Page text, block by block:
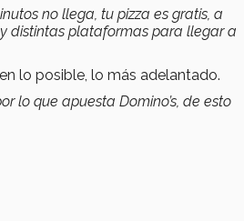
no llega, tu pizza es gratis, a
y distintas plataformas para llegar a
lo posible, lo más adelantado.
lo que apuesta Domino’s, de esto